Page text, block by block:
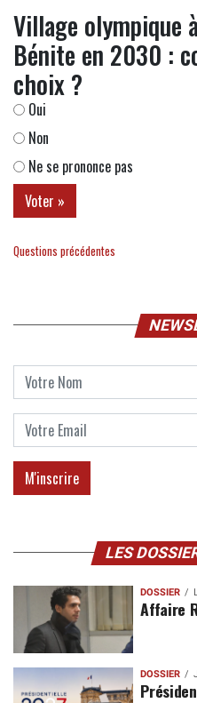
Village olympique
Bénite en 2030 :
choix ?
Oui
Non
Ne se prononce pas
Questions précédentes
LES
DOSSIER
Affaire
DOSSIER